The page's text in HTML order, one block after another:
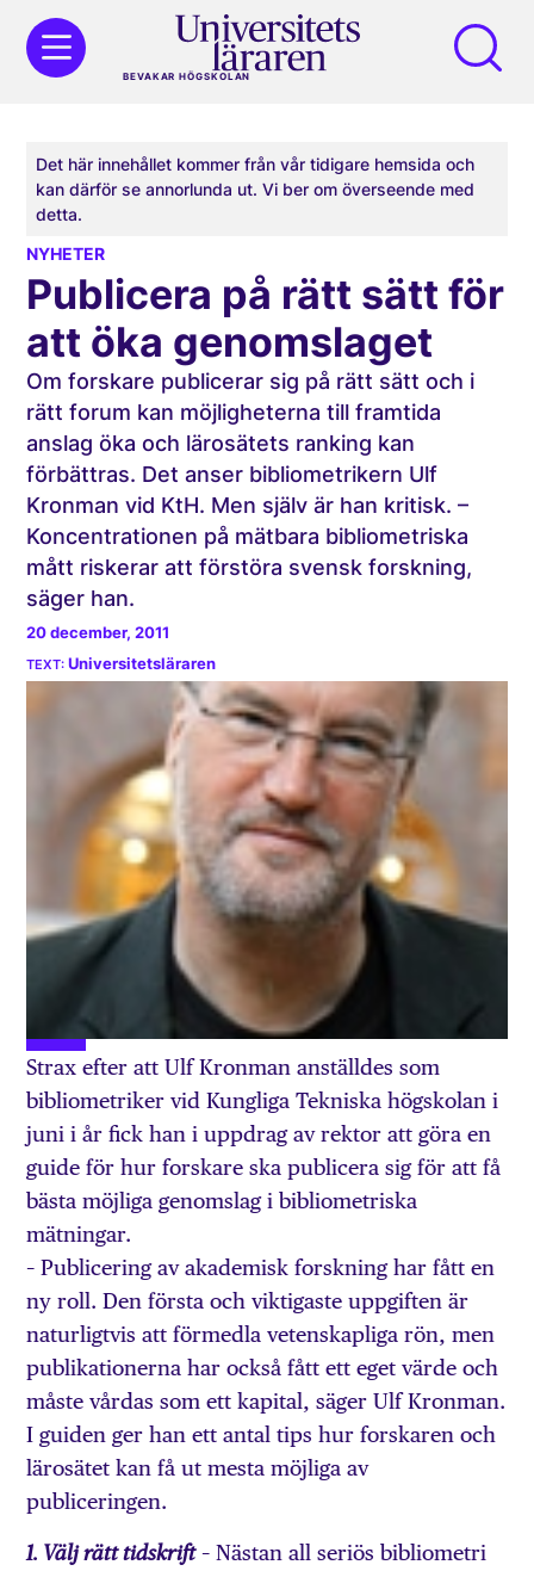
BEVAKAR HÖGSKOLAN
Det här innehållet kommer från vår tidigare hemsida och
kan därför se annorlunda ut. Vi ber om överseende med
detta.
NYHETER
Publicera på rätt sätt för
att öka genomslaget
Om forskare publicerar sig på rätt sätt och i
rätt forum kan möjligheterna till framtida
anslag öka och lärosätets ranking kan
förbättras. Det anser bibliometrikern Ulf
Kronman vid KtH. Men själv är han kritisk. –
Koncentrationen på mätbara bibliometriska
mått riskerar att förstöra svensk forskning,
säger han.
20 december, 2011
Universitetsläraren
Strax efter att Ulf Kronman anställdes som
bibliometriker vid Kungliga Tekniska högskolan i
juni i år fick han i uppdrag av rektor att göra en
guide för hur forskare ska publicera sig för att få
bästa möjliga genomslag i bibliometriska
mätningar.
– Publicering av akademisk forskning har fått en
ny roll. Den första och viktigaste uppgiften är
naturligtvis att förmedla vetenskapliga rön, men
publikationerna har också fått ett eget värde och
måste vårdas som ett kapital, säger Ulf Kronman.
I guiden ger han ett antal tips hur forskaren och
lärosätet kan få ut mesta möjliga av
publiceringen.
1. Välj rätt tidskrift– Nästan all seriös bibliometri